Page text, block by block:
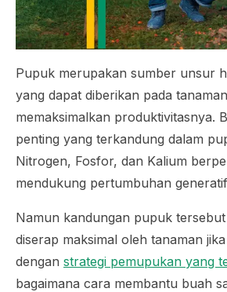
Pupuk merupakan sumber unsur
yang dapat diberikan pada
memaksimalkan produktivitasnya.
penting yang terkandung dalam
Nitrogen, Fosfor, dan Kalium
mendukung pertumbuhan
Namun kandungan pupuk
diserap maksimal oleh tanaman
dengan strategi pemupukan yang
bagaimana cara membantu buah